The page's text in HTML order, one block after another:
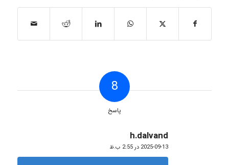
8
پاسخ
h.dalvand
گفته:
2025-09-13 در 2:55 ب.ظ